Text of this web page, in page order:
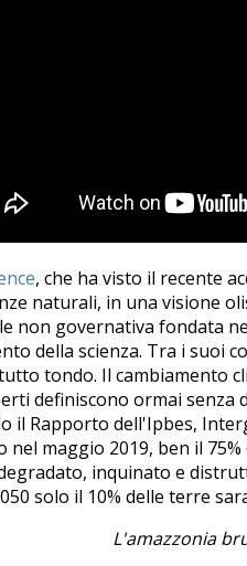
, che ha visto il recente
naturali, in una visione
non governativa fondata
della scienza. Tra i
tondo. Il cambiamento
definiscono ormai
il Rapporto dell'Ipbes,
nel maggio 2019, ben il
inquinato e
solo il 10% delle terre
L'amazzonia